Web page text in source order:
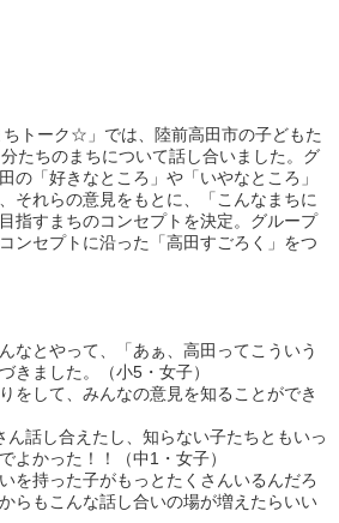
トーク☆」では、陸前高田市の子どもた
たちのまちについて話し合いました。グ
の「好きなところ」や「いやなところ」
それらの意見をもとに、「こんなまちに
指すまちのコンセプトを決定。グループ
ンセプトに沿った「高田すごろく」をつ
なとやって、「あぁ、高田ってこういう
きました。（小5・女子）
をして、みんなの意見を知ることができ
ん話し合えたし、知らない子たちともいっ
よかった！！（中1・女子）
を持った子がもっとたくさんいるんだろ
らもこんな話し合いの場が増えたらいい